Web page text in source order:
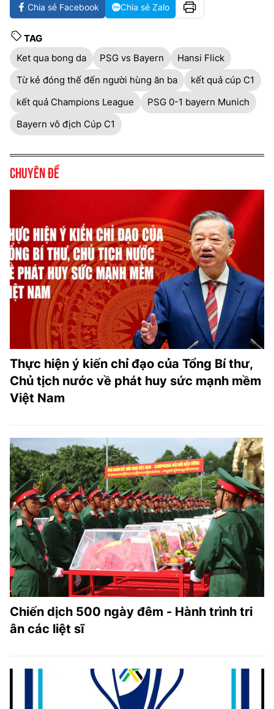
Chia sẻ Facebook Chia sẻ Zalo
TAG
Ket qua bong da
PSG vs Bayern
Hansi Flick
Từ kẻ đóng thế đến người hùng ăn ba
kết quả cúp C1
kết quả Champions League
PSG 0-1 bayern Munich
Bayern vô địch Cúp C1
Chuyên đề
Thực hiện ý kiến chỉ đạo của Tổng Bí thư,
Chủ tịch nước về phát huy sức mạnh mềm
Việt Nam
Chiến dịch 500 ngày đêm - Hành trình tri
ân các liệt sĩ